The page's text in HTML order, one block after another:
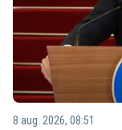
8 aug. 2026, 08:51